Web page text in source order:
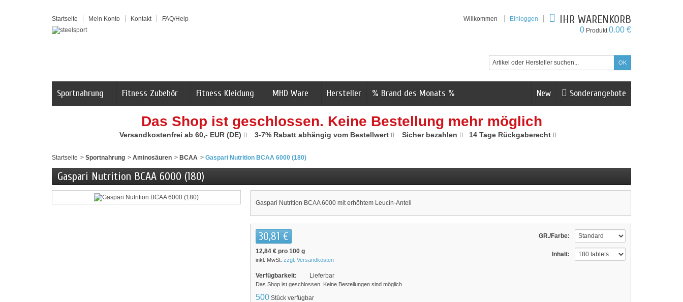
Startseite Mein Konto Kontakt FAQ/Help Willkommen Einloggen IHR WARENKORB
0 Produkt0.00 €
Sonderangebote
New
Sportnahrung Fitness Zubehör Fitness Kleidung MHD Ware Hersteller % Brand des Monats %
Das Shop ist geschlossen. Keine Bestellung mehr möglich
Versandkostenfrei ab 60,- EUR (DE) 3-7% Rabatt abhängig vom Bestellwert Sicher bezahlen 14 Tage Rückgaberecht
Startseite > Sportnahrung > Aminosäuren > BCAA > Gaspari Nutrition BCAA 6000 (180)
Gaspari Nutrition BCAA 6000 (180)
Gaspari Nutrition BCAA 6000 mit erhöhtem Leucin-Anteil
GR./Farbe:
Inhalt:
30,81 €
12,84 € pro 100 g
inkl. MwSt. zzgl. Versandkosten
Verfügbarkeit: Lieferbar
Das Shop ist geschlossen. Keine Bestellungen sind möglich.
500 Stück verfügbar